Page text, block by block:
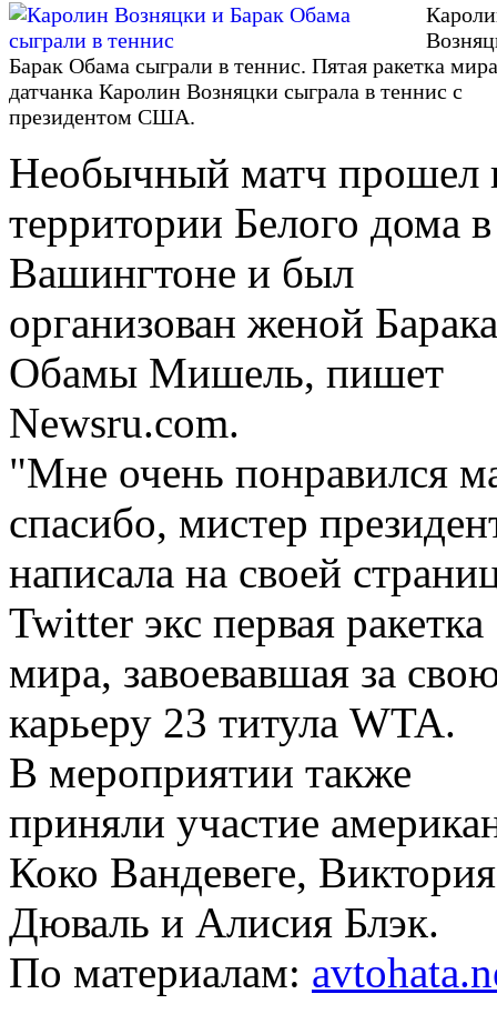
Барак Обама сыграли в теннис. Пятая ракетка мира
датчанка Каролин Возняцки сыграла в теннис с
президентом США.
Необычный матч прошел
территории Белого дома в
Вашингтоне и был
организован женой Барака
Обамы Мишель, пишет
Newsru.com.
"Мне очень понравился
спасибо, мистер
написала на своей
Twitter экс первая ракетка
мира, завоевавшая за
карьеру 23 титула WTA.
В мероприятии также
приняли участие
Коко Вандевеге, Виктория
Дюваль и Алисия Блэк.
По материалам: